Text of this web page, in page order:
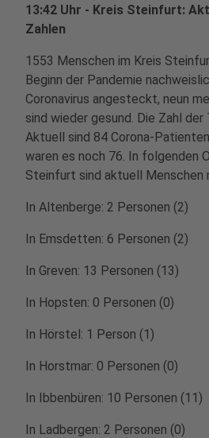
13:42 Uhr - Kreis Steinfurt:
Zahlen
1553 Menschen im Kreis
Beginn der Pandemie
Coronavirus angesteckt, neun
sind wieder gesund. Die Zahl
Aktuell sind 84 Corona-
waren es noch 76. In folgenden
Steinfurt sind aktuell Menschen
In Altenberge: 2 Personen (2)
In Emsdetten: 6 Personen (2)
In Greven: 13 Personen (13)
In Hopsten: 0 Personen (0)
In Hörstel: 1 Person (1)
In Horstmar: 0 Personen (0)
In Ibbenbüren: 10 Personen (11)
In Ladbergen: 2 Personen (0)